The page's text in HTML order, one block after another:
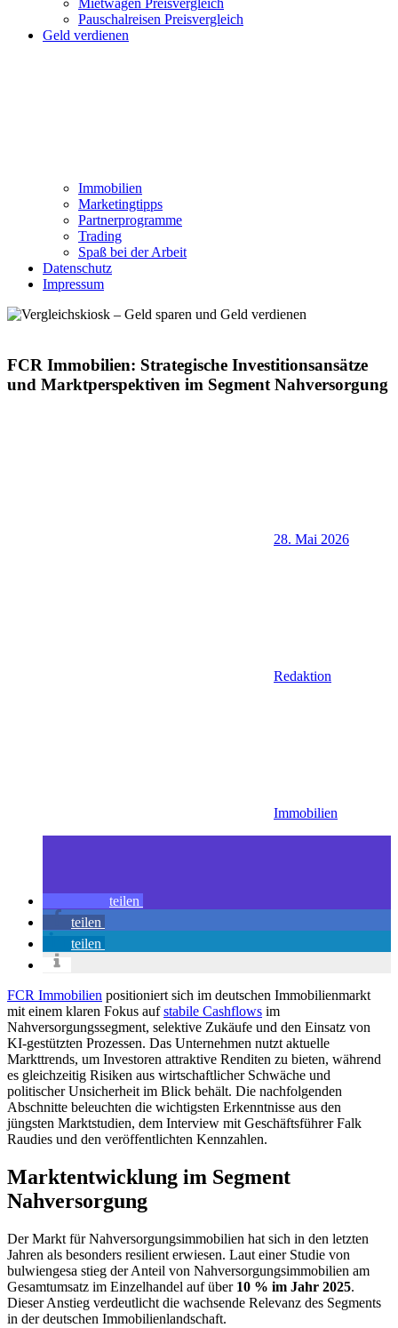
Mietwagen Preisvergleich
Pauschalreisen Preisvergleich
Geld verdienen
Immobilien
Marketingtipps
Partnerprogramme
Trading
Spaß bei der Arbeit
Datenschutz
Impressum
FCR Immobilien: Strategische Investitionsansätze
und Marktperspektiven im Segment Nahversorgung
28. Mai 2026
Redaktion
Immobilien
teilen
teilen
teilen
FCR Immobilien positioniert sich im deutschen Immobilienmarkt
mit einem klaren Fokus aufstabile Cashflows im
Nahversorgungssegment, selektive Zukäufe und den Einsatz von
KI-gestützten Prozessen. Das Unternehmen nutzt aktuelle
Markttrends, um Investoren attraktive Renditen zu bieten, während
es gleichzeitig Risiken aus wirtschaftlicher Schwäche und
politischer Unsicherheit im Blick behält. Die nachfolgenden
Abschnitte beleuchten die wichtigsten Erkenntnisse aus den
jüngsten Marktstudien, dem Interview mit Geschäftsführer Falk
Raudies und den veröffentlichten Kennzahlen.
Marktentwicklung im Segment
Nahversorgung
Der Markt für Nahversorgungsimmobilien hat sich in den letzten
Jahren als besonders resilient erwiesen. Laut einer Studie von
bulwiengesa stieg der Anteil von Nahversorgungsimmobilien am
Gesamtumsatz im Einzelhandel auf über 10 % im Jahr 2025.
Dieser Anstieg verdeutlicht die wachsende Relevanz des Segments
in der deutschen Immobilienlandschaft.